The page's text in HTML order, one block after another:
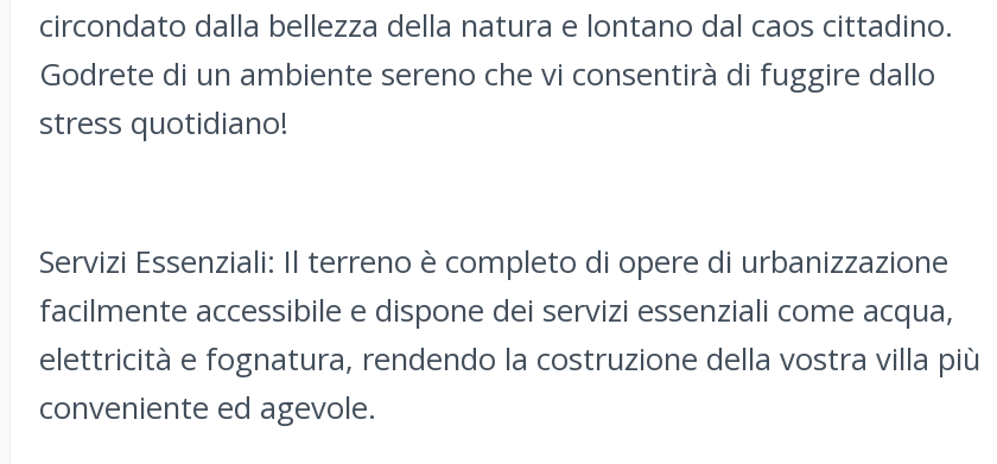
circondato dalla bellezza della natura e lontano dal caos cittadino.
Godrete di un ambiente sereno che vi consentirà di fuggire dallo
stress quotidiano!
Servizi Essenziali: Il terreno è completo di opere di urbanizzazione
facilmente accessibile e dispone dei servizi essenziali come acqua,
elettricità e fognatura, rendendo la costruzione della vostra villa più
conveniente ed agevole.